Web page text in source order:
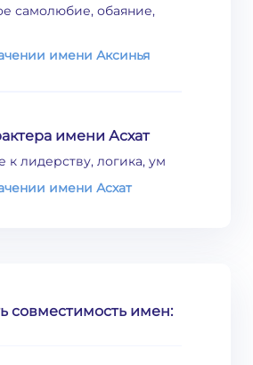
самолюбие, обаяние,
имени Аксинья
имени Асхат
к лидерству, логика, ум
имени Асхат
совместимость имен: